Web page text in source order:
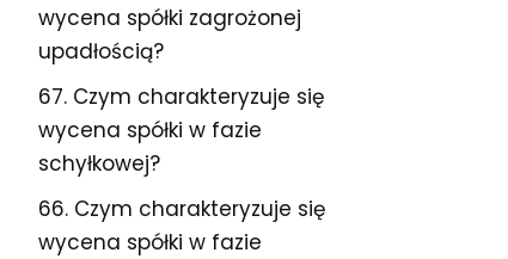
wycena spółki zagrożonej
upadłością?
67. Czym charakteryzuje się
wycena spółki w fazie
schyłkowej?
66. Czym charakteryzuje się
wycena spółki w fazie